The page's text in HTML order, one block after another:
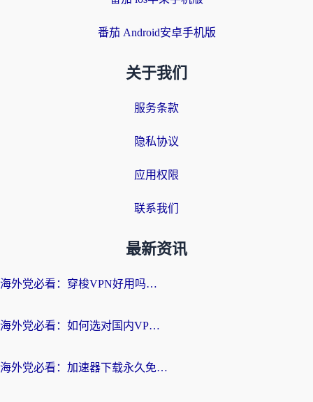
番茄 Android安卓手机版
关于我们
服务条款
隐私协议
应用权限
联系我们
最新资讯
海外党必看：穿梭VPN好用吗？和云帆VPN对比哪个回国效果更好？附真实测评+避坑指南
海外党必看：如何选对国内VPN，实现无缝访问国内资源？
海外党必看：加速器下载永久免费版真的存在吗？教你无缝访问国内资源的正确姿势